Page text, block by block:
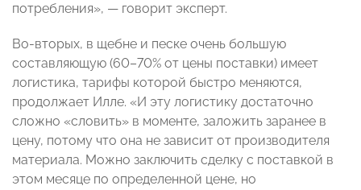
потребления», — говорит эксперт.
Во-вторых, в щебне и песке очень большую
составляющую (60–70% от цены поставки) имеет
логистика, тарифы которой быстро меняются,
продолжает Илле. «И эту логистику достаточно
сложно «словить» в моменте, заложить заранее в
цену, потому что она не зависит от производителя
материала. Можно заключить сделку с поставкой в
этом месяце по определенной цене, но